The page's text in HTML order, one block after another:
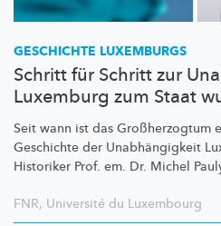
GESCHICHTE LUXEMBURGS
Schritt für Schritt zur
Luxemburg zum Staat
Seit wann ist das Großherzogtum
Geschichte der Unabhängigkeit
Historiker Prof. em. Dr. Michel
FNR, Université du Luxembourg